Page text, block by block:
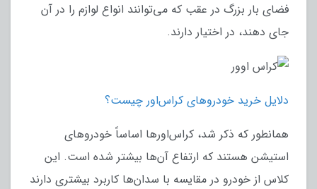
فضای بار بزرگ در عقب که می‌توانند انواع لوازم را در آن
جای دهند، در اختیار دارند.
دلایل خرید خودروهای کراس‌اور چیست؟
همانطور که ذکر شد، کراس‌اورها اساساً خودروهای
استیشن هستند که ارتفاع آن‌ها بیشتر شده است. این
کلاس از خودرو در مقایسه با سدان‌ها کاربرد بیشتری دارند